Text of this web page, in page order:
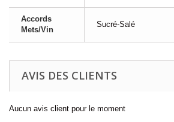
Accords
Mets/Vin
Sucré-Salé
AVIS DES CLIENTS
Aucun avis client pour le moment